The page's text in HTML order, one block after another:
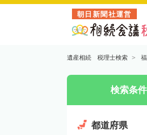
朝日新聞社運営
遺産相続 税理士検索
検索条
都道府県